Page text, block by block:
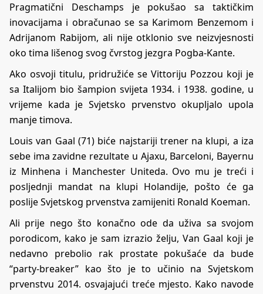
Pragmatični Deschamps je pokušao sa taktičkim
inovacijama i obračunao se sa Karimom Benzemom i
Adrijanom Rabijom, ali nije otklonio sve neizvjesnosti
oko tima lišenog svog čvrstog jezgra Pogba-Kante.
Ako osvoji titulu, pridružiće se Vittoriju Pozzou koji je
sa Italijom bio šampion svijeta 1934. i 1938. godine, u
vrijeme kada je Svjetsko prvenstvo okupljalo upola
manje timova.
Louis van Gaal (71) biće najstariji trener na klupi, a iza
sebe ima zavidne rezultate u Ajaxu, Barceloni, Bayernu
iz Minhena i Manchester Uniteda. Ovo mu je treći i
posljednji mandat na klupi Holandije, pošto će ga
poslije Svjetskog prvenstva zamijeniti Ronald Koeman.
Ali prije nego što konačno ode da uživa sa svojom
porodicom, kako je sam izrazio želju, Van Gaal koji je
nedavno prebolio rak prostate pokušaće da bude
“party-breaker” kao što je to učinio na Svjetskom
prvenstvu 2014. osvajajući treće mjesto. Kako navode